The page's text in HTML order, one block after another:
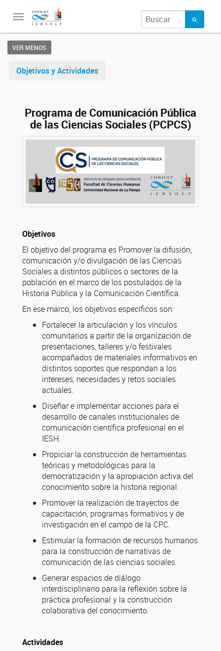
Toggle
VER MENOS
Objetivos y Actividades
Programa de Comunicación Pública
de las Ciencias Sociales (PCPCS)
Objetivos
El objetivo del programa es Promover la difusión,
comunicación y/o divulgación de las Ciencias
Sociales a distintos públicos o sectores de la
población en el marco de los postulados de la
Historia Pública y la Comunicación Científica.
En ese marco, los objetivos específicos son:
Fortalecer la articulación y los vínculos
comunitarios a partir de la organización de
presentaciones, talleres y/o festivales
acompañados de materiales informativos en
distintos soportes que respondan a los
intereses, necesidades y retos sociales
actuales.
Diseñar e implementar acciones para el
desarrollo de canales institucionales de
comunicación científica profesional en el
IESH.
Propiciar la construcción de herramientas
teóricas y metodológicas para la
democratización y la apropiación activa del
conocimiento sobre la historia regional.
Promover la realización de trayectos de
capacitación, programas formativos y de
investigación en el campo de la CPC.
Estimular la formación de recursos humanos
para la construcción de narrativas de
comunicación de las ciencias sociales.
Generar espacios de diálogo
interdisciplinario para la reflexión sobre la
práctica profesional y la construcción
colaborativa del conocimiento.
Actividades